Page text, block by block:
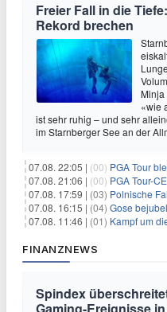
Freier Fall in die
Rekord brechen
Minja
«wie
ist sehr ruhig – und sehr
im Starnberger See an der
07.08. 22:05 | (00) PGA Tour bleibt
07.08. 21:06 | (00) PGA Tour-CEO weist
07.08. 17:59 | (03) Polnische
07.08. 16:15 | (04) Gose bejubelt
07.08. 11:46 | (01) Kampf um die
FINANZNEWS
Spindex